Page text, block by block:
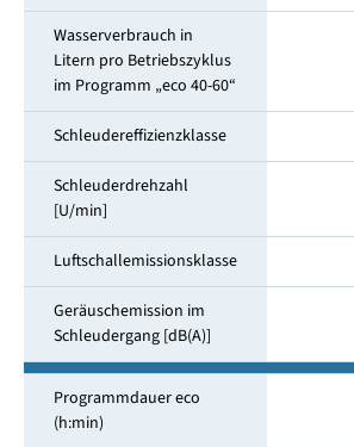
Wasserverbrauch in
Litern pro Betriebszyklus
im Programm „eco 40-60“
Schleudereffizienzklasse
Schleuderdrehzahl
[U/min]
Luftschallemissionsklasse
Geräuschemission im
Schleuder­gang [dB(A)]
Programmdauer eco
(h:min)